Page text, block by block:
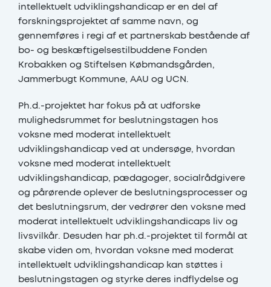
intellektuelt udviklingshandicap er en del af
forskningsprojektet af samme navn, og
gennemføres i regi af et partnerskab bestående af
bo- og beskæftigelsestilbuddene Fonden
Krobakken og Stiftelsen Købmandsgården,
Jammerbugt Kommune, AAU og UCN.
Ph.d.-projektet har fokus på at udforske
mulighedsrummet for beslutningstagen hos
voksne med moderat intellektuelt
udviklingshandicap ved at undersøge, hvordan
voksne med moderat intellektuelt
udviklingshandicap, pædagoger, socialrådgivere
og pårørende oplever de beslutningsprocesser og
det beslutningsrum, der vedrører den voksne med
moderat intellektuelt udviklingshandicaps liv og
livsvilkår. Desuden har ph.d.-projektet til formål at
skabe viden om, hvordan voksne med moderat
intellektuelt udviklingshandicap kan støttes i
beslutningstagen og styrke deres indflydelse og